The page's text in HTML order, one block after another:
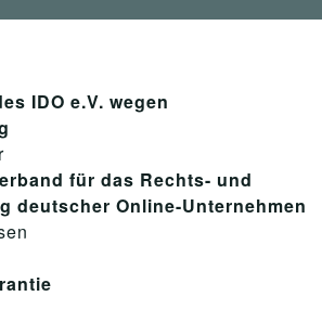
IDO e.V. wegen
für das Rechts- und
deutscher Online-Unternehmen